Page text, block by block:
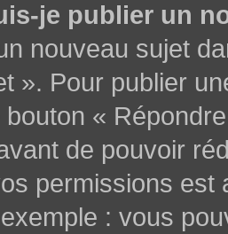
je publier un
nouveau sujet
». Pour publier
«
de pouvoir
permissions est
: vous